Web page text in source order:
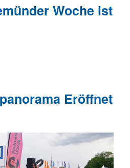
Woche ist
Eröffnet